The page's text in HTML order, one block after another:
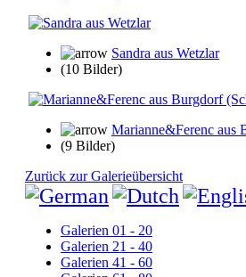
Sandra aus Wetzlar
(10 Bilder)
Marianne&Ferenc aus
(9 Bilder)
Zurück zur Galerieübersicht
Galerien 01 - 20
Galerien 21 - 40
Galerien 41 - 60